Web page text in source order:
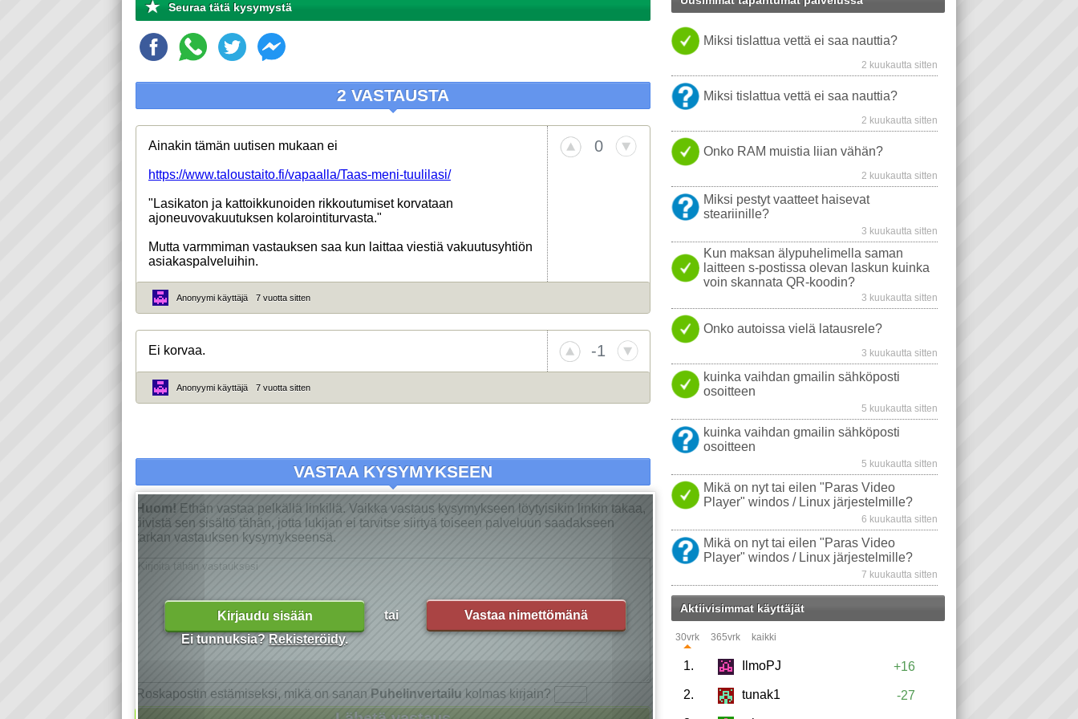
Seuraa tätä kysymystä
2 VASTAUSTA
Ainakin tämän uutisen mukaan ei
https://www.taloustaito.fi/vapaalla/Taas-meni-tuulilasi/
"Lasikaton ja kattoikkunoiden rikkoutumiset korvataan
ajoneuvovakuutuksen kolarointiturvasta."
Mutta varmmiman vastauksen saa kun laittaa viestiä vakuutusyhtiön
asiakaspalveluihin.
0
Anonyymi käyttäjä 7 vuotta sitten
Ei korvaa. -1
Anonyymi käyttäjä 7 vuotta sitten
Kirjaudu sisään
Ei tunnuksia?Rekisteröidy.
tai Vastaa nimettömänä
VASTAA KYSYMYKSEEN
Huom! Ethän vastaa pelkällä linkillä. Vaikka vastaus kysymykseen löytyisikin linkin takaa,
tiivistä sen sisältö tähän, jotta lukijan ei tarvitse siirtyä toiseen palveluun saadakseen
tarkan vastauksen kysymykseensä.
Roskapostin estämiseksi, mikä on sanan Puhelinvertailu kolmas kirjain?
TISLATTU VESI
KANNETTAVAT TIETOKONEET
NOKIA PROSESSORIT WINDOWS VISTA
KOVALEVYT NÄYTÖT WINDOWS 10
WLAN
USB AJURIT VIRUSTORJUNTA
YOUTUBE
LINUX VIDEON TOISTO SAMSUNG
Miksi tislattua vettä ei saa nauttia?
2 kuukautta sitten
Miksi tislattua vettä ei saa nauttia?
2 kuukautta sitten
Onko RAM muistia liian vähän?
2 kuukautta sitten
Miksi pestyt vaatteet haisevat
steariinille?
3 kuukautta sitten
Kun maksan älypuhelimella saman
laitteen s-postissa olevan laskun kuinka
voin skannata QR-koodin?
3 kuukautta sitten
Onko autoissa vielä latausrele?
3 kuukautta sitten
kuinka vaihdan gmailin sähköposti
osoitteen
5 kuukautta sitten
kuinka vaihdan gmailin sähköposti
osoitteen
5 kuukautta sitten
Mikä on nyt tai eilen "Paras Video
Player" windos / Linux järjestelmille?
6 kuukautta sitten
Mikä on nyt tai eilen "Paras Video
Player" windos / Linux järjestelmille?
7 kuukautta sitten
Aktiivisimmat käyttäjät
30vrk 365vrk kaikki
1. IlmoPJ +16
2. tunak1 -27